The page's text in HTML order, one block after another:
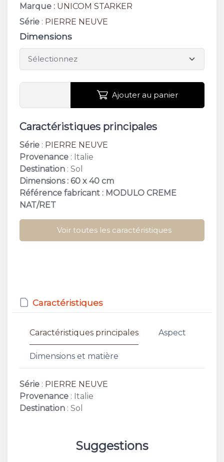
Marque : UNICOM STARKER
Série : PIERRE NEUVE
Dimensions
Ajouter au panier
Caractéristiques principales
Série : PIERRE NEUVE
Provenance : Italie
Destination : Sol
Dimensions : 60 x 40 cm
Référence fabricant : MODULO CREME
NAT/RET
Voir toutes les caractéristiques
Caractéristiques
Caractéristiques principales Aspect
Dimensions et matière
Série : PIERRE NEUVE
Provenance : Italie
Destination : Sol
Suggestions